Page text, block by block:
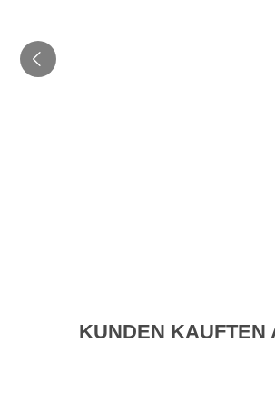
KUNDEN KAUFTEN